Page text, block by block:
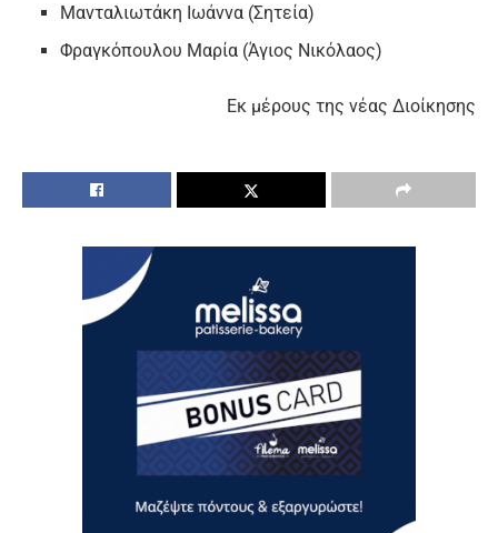
Μανταλιωτάκη Ιωάννα (Σητεία)
Φραγκόπουλου Μαρία (Άγιος Νικόλαος)
Εκ μέρους της νέας Διοίκησης